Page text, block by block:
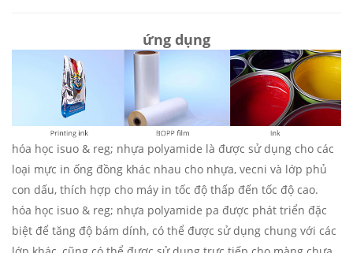
ứng dụng
hóa học isuo & reg; nhựa polyamide là được sử dụng cho các
loại mực in ống đồng khác nhau cho nhựa, vecni và lớp phủ
con dấu, thích hợp cho máy in tốc độ thấp đến tốc độ cao.
hóa học isuo & reg; nhựa polyamide pa được phát triển đặc
biệt để tăng độ bám dính, có thể được sử dụng chung với các